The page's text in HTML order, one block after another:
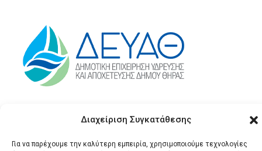
Διαχείριση Συγκατάθεσης
Για να παρέχουμε την καλύτερη εμπειρία, χρησιμοποιούμε τεχνολογίες